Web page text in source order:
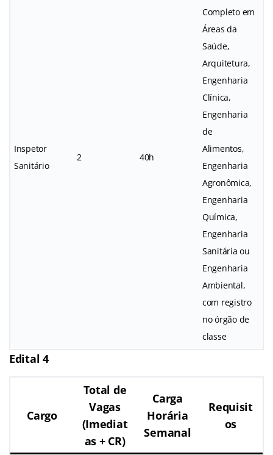
Inspetor
Sanitário
2 40h
Completo em
Áreas da
Saúde,
Arquitetura,
Engenharia
Clínica,
Engenharia
de
Alimentos,
Engenharia
Agronômica,
Engenharia
Química,
Engenharia
Sanitária ou
Engenharia
Ambiental,
com registro
no órgão de
classe
Edital 4
Cargo
Total de
Vagas
(Imediat
as + CR)
Carga
Horária
Semanal
Requisit
os